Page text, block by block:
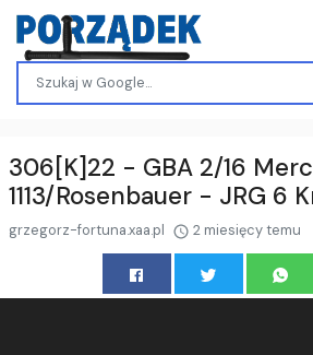
306[K]22 - GBA 2/16
1113/Rosenbauer - JRG 6
grzegorz-fortuna.xaa.pl 2 miesięcy temu